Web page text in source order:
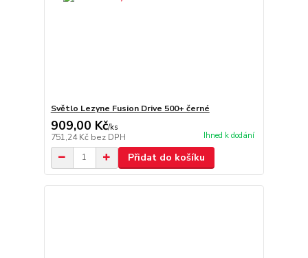
Světlo Lezyne Fusion Drive 500+ černé
909,00 Kč/ks
751,24 Kč bez DPH Ihned k dodání
Přidat do košíku